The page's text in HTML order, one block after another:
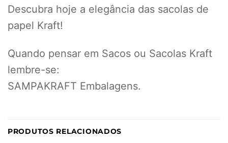
Descubra hoje a elegância das sacolas de
papel Kraft!
Quando pensar em Sacos ou Sacolas Kraft
lembre-se:
SAMPAKRAFT Embalagens.
PRODUTOS RELACIONADOS